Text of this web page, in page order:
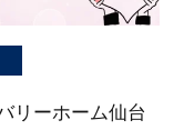
リーホーム仙台